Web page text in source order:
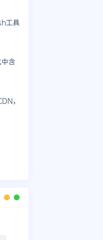
工具
含
，